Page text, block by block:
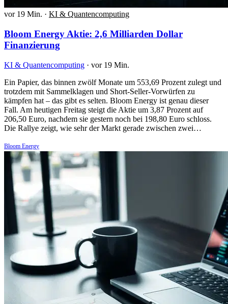
vor 19 Min. · KI & Quantencomputing
Bloom Energy Aktie: 2,6 Milliarden Dollar
Finanzierung
KI & Quantencomputing · vor 19 Min.
Ein Papier, das binnen zwölf Monate um 553,69 Prozent zulegt und
trotzdem mit Sammelklagen und Short-Seller-Vorwürfen zu
kämpfen hat – das gibt es selten. Bloom Energy ist genau dieser
Fall. Am heutigen Freitag steigt die Aktie um 3,87 Prozent auf
206,50 Euro, nachdem sie gestern noch bei 198,80 Euro schloss.
Die Rallye zeigt, wie sehr der Markt gerade zwischen zwei…
Bloom Energy